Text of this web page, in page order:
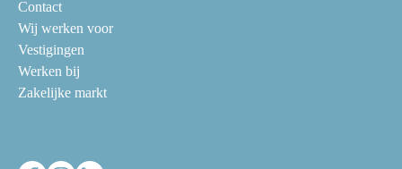
Contact
Wij werken voor
Vestigingen
Werken bij
Zakelijke markt